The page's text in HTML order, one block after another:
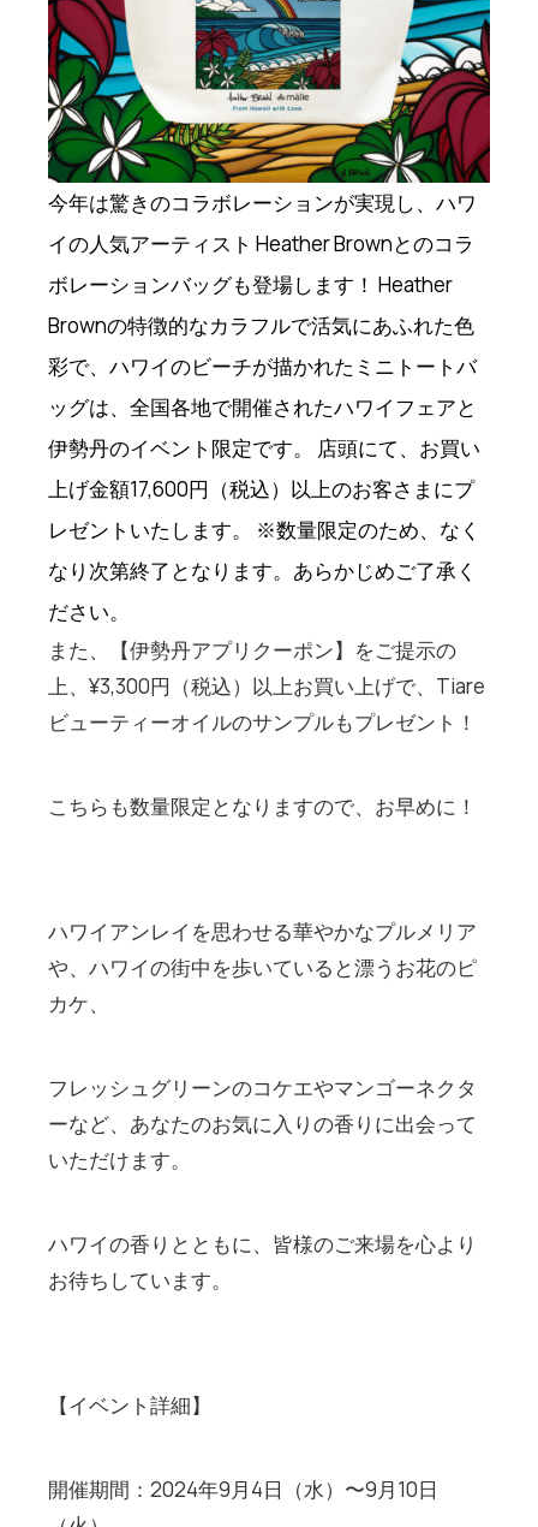
今年は驚きのコラボレーションが実現し、ハワ
イの人気アーティスト Heather Brownとのコラ
ボレーションバッグも登場します！ Heather
Brownの特徴的なカラフルで活気にあふれた色
彩で、ハワイのビーチが描かれたミニトートバ
ッグは、全国各地で開催されたハワイフェアと
伊勢丹のイベント限定です。 店頭にて、お買い
上げ金額17,600円（税込）以上のお客さまにプ
レゼントいたします。 ※数量限定のため、なく
なり次第終了となります。あらかじめご了承く
ださい。
また、【伊勢丹アプリクーポン】をご提示の
上、¥3,300円（税込）以上お買い上げで、Tiare
ビューティーオイルのサンプルもプレゼント！
こちらも数量限定となりますので、お早めに！
ハワイアンレイを思わせる華やかなプルメリア
や、ハワイの街中を歩いていると漂うお花のピ
カケ、
フレッシュグリーンのコケエやマンゴーネクタ
ーなど、あなたのお気に入りの香りに出会って
いただけます。
ハワイの香りとともに、皆様のご来場を心より
お待ちしています。
【イベント詳細】
開催期間：2024年9月4日（水）〜9月10日